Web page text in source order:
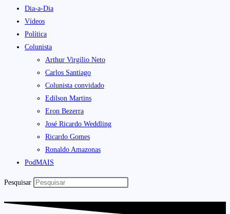
Dia-a-Dia
Vídeos
Política
Colunista
Arthur Virgílio Neto
Carlos Santiago
Colunista convidado
Edilson Martins
Eron Bezerra
José Ricardo Weddling
Ricardo Gomes
Ronaldo Amazonas
PodMAIS
Pesquisar